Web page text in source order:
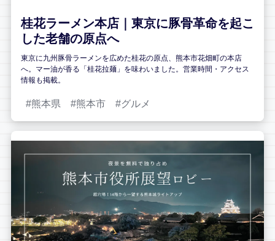
桂花ラーメン本店｜東京に豚骨革命を起こ
した老舗の原点へ
東京に九州豚骨ラーメンを広めた桂花の原点、熊本市花畑町の本店
へ。マー油が香る「桂花拉麺」を味わいました。営業時間・アクセス
情報も掲載。
熊本県 熊本市 グルメ